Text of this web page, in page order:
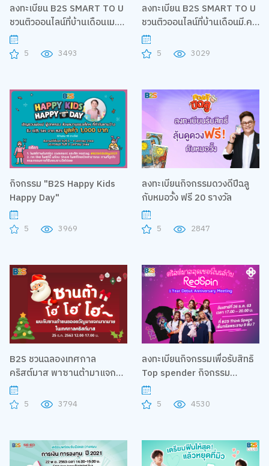
ลงทะเบียน B2S SMART TO U
ชวนติวออนไลน์ที่บ้านเดือนเม.ย.
64
5 3493
ลงทะเบียน B2S SMART TO U
ชวนติวออนไลน์ที่บ้านเดือนมี.ค.
64
5 3029
กิจกรรม "B2S Happy Kids
Happy Day"
5 3969
ลงทะเบียนกิจกรรมดวงดีปีฉลู
กับหมอวั้ง ฟรี 20 รางวัล
5 2847
B2S ชวนฉลองเทศกาล
คริสต์มาส พาซานต้ามาแจก
ของรางวัลมากมาย
5 3794
ลงทะเบียนกิจกรรมเพื่อรับสิทธิ
Top spender กิจกรรม
RedSpin 1st FAN MEETING
5 4530